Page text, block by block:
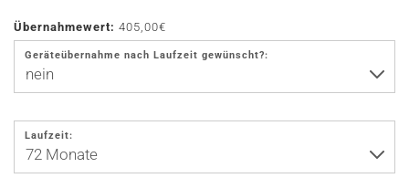
Übernahmewert: 405,00€
Geräteübernahme nach Laufzeit gewünscht?:
Laufzeit: